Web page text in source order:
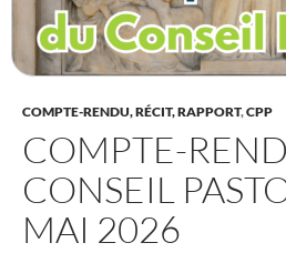
COMPTE-RENDU, RÉCIT, RAPPORT,CPP
COMPTE-
CONSEIL
MAI 2026